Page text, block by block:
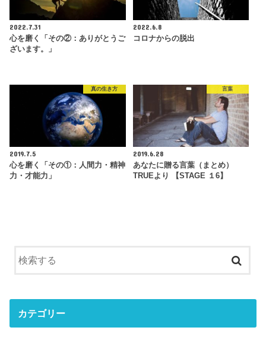
2022.7.31
心を磨く「その②：ありがとうご
ざいます。」
2022.6.8
コロナからの脱出
真の生き方
2019.7.5
心を磨く「その①：人間力・精神
力・才能力」
言葉
2019.6.28
あなたに贈る言葉（まとめ）
TRUEより 【STAGE １6】
カテゴリー